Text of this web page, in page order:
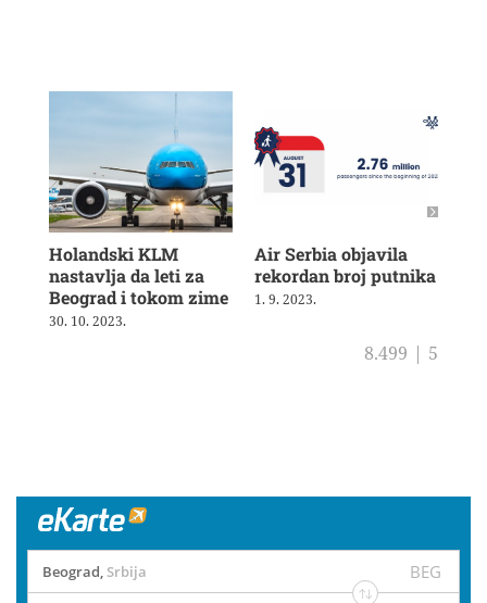
Holandski KLM
nastavlja da leti za
Beograd i tokom zime
30. 10. 2023.
Air Serbia objavila
rekordan broj putnika
1. 9. 2023.
8.499 | 5
Beograd, Srbija BEG